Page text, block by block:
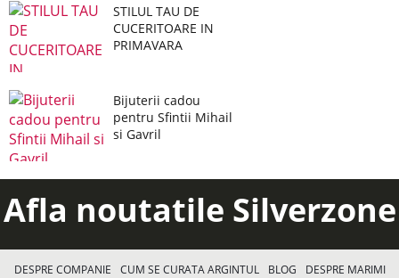
STILUL TAU DE
CUCERITOARE IN
PRIMAVARA
Bijuterii cadou
pentru Sfintii Mihail
si Gavril
Afla noutatile Silverzone
DESPRE COMPANIE CUM SE CURATA ARGINTUL BLOG
DESPRE MARIMI